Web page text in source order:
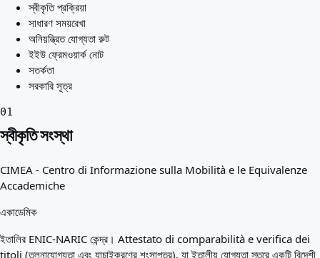
স্বীকৃতি প্রক্রিয়া
সাধারণ সময়রেখা
অনিয়ন্ত্রিত যোগ্যতা রুট
ইইউ ফ্রেমওয়ার্ক নোট
সতর্কতা
সরকারি সূত্র
01
স্বীকৃতি সংস্থা
CIMEA - Centro di Informazione sulla Mobilità e le Equivalenze
Accademiche
একাডেমিক
ইতালির ENIC-NARIC কেন্দ্র। Attestato di comparabilità e verifica dei
titoli (তুলনাযোগ্যতা এবং যাচাইকরণের শংসাপত্র), যা ইতালীয় যোগ্যতা স্তরে একটি বিদেশী